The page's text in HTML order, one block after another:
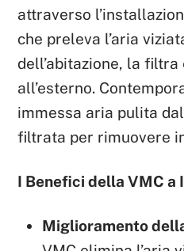
attraverso
che preleva l’aria
dell’abitazione, la
all’esterno.
immessa aria pulita
filtrata per rimuovere
I Benefici della VMC a
Miglioramento